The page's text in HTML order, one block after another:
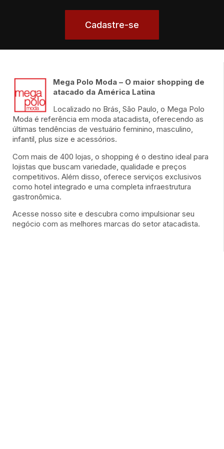
Cadastre-se
Mega Polo Moda – O maior shopping de
atacado da América Latina
Localizado no Brás, São Paulo, o Mega Polo
Moda é referência em moda atacadista, oferecendo as
últimas tendências de vestuário feminino, masculino,
infantil, plus size e acessórios.
Com mais de 400 lojas, o shopping é o destino ideal para
lojistas que buscam variedade, qualidade e preços
competitivos. Além disso, oferece serviços exclusivos
como hotel integrado e uma completa infraestrutura
gastronômica.
Acesse nosso site e descubra como impulsionar seu
negócio com as melhores marcas do setor atacadista.